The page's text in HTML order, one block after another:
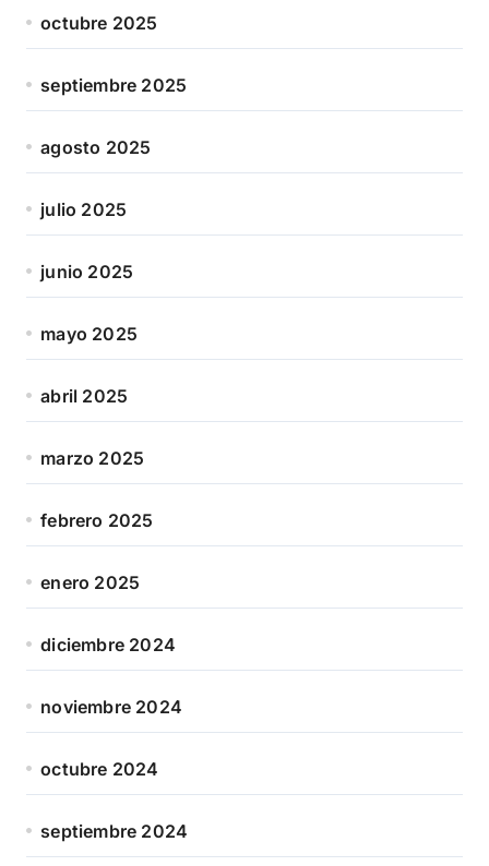
octubre 2025
septiembre 2025
agosto 2025
julio 2025
junio 2025
mayo 2025
abril 2025
marzo 2025
febrero 2025
enero 2025
diciembre 2024
noviembre 2024
octubre 2024
septiembre 2024